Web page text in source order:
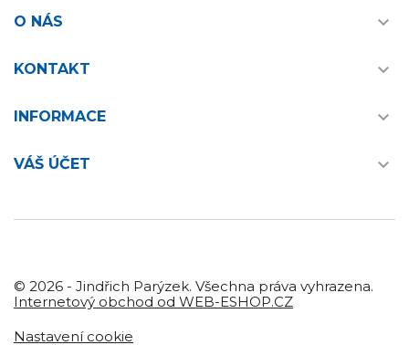
O NÁS 
KONTAKT 
INFORMACE 
VÁŠ ÚČET 
© 2026 - Jindřich Parýzek. Všechna práva vyhrazena.
Internetový obchod od WEB-ESHOP.CZ
Nastavení cookie